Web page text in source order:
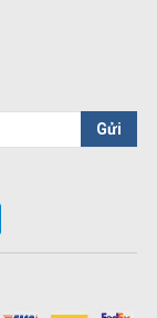
Gửi